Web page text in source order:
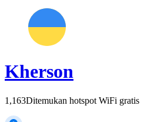
Kherson
1,163Ditemukan hotspot WiFi gratis